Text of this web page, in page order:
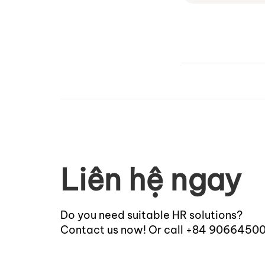
Liên hệ ngay
Do you need suitable HR solutions?
Contact us now! Or call +84